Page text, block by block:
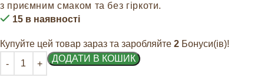
з приємним смаком та без гіркоти.
15 в наявності
Купуйте цей товар зараз та заробляйте 2 Бонуси(ів)!
ДОДАТИ В КОШИК